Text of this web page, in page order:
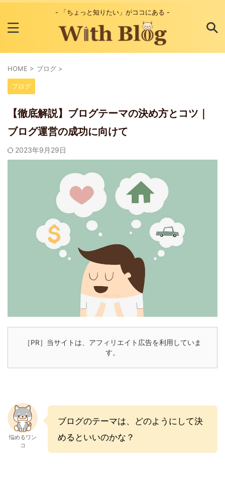
- 「ちょっと知りたい」がココにある -
HOME > ブログ >
ブログ
【徹底解説】ブログテーマの決め方とコツ｜
ブログ運営の成功に向けて
2023年9月29日
［PR］当サイトは、アフィリエイト広告を利用していま
す。
悩めるワン
コ
ブログのテーマは、どのようにして決
めるといいのかな？